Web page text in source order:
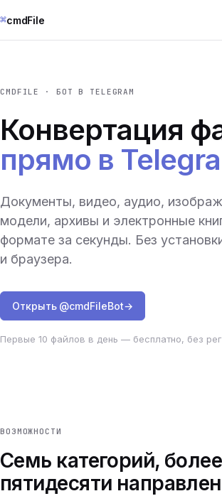
⌘cmdFile
CMDFILE · БОТ В TELEGRAM
Конвертация
прямо в
Документы, видео, аудио,
модели, архивы и электронные
формате за секунды. Без
и браузера.
Открыть @cmdFileBot→
Первые 10 файлов в день — бесплатно, без
ВОЗМОЖНОСТИ
Семь категорий, более
пятидесяти